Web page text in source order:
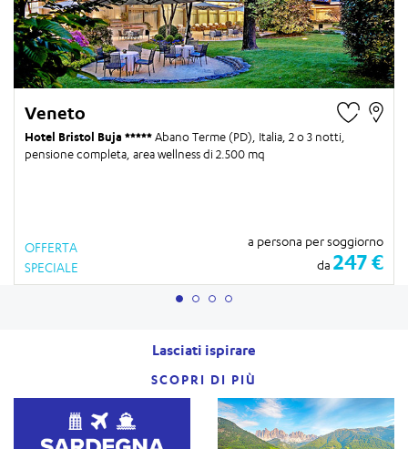
Veneto
Hotel Bristol Buja Abano Terme (PD), Italia, 2 o 3 notti
pensione completa, area wellness di 2.500 mq
OFFERTA
SPECIALE
a persona per soggiorno
da 247 €
Lasciati ispirare
SCOPRI DI PIÙ